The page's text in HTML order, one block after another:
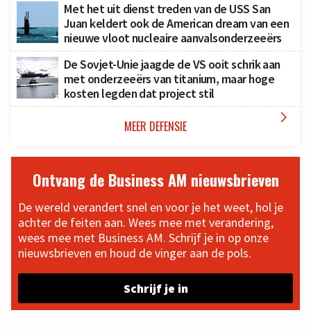
Met het uit dienst treden van de USS San
Juan keldert ook de American dream van een
nieuwe vloot nucleaire aanvalsonderzeeërs
De Sovjet-Unie jaagde de VS ooit schrik aan
met onderzeeërs van titanium, maar hoge
kosten legden dat project stil
MEER DEFENSIE 
Ontvang de Business AM nieuwsbrieven
De wereld verandert snel en voor je het weet, hol je
achter de feiten aan. Wees mee met verandering,
wees mee met Business AM. Schrijf je in op onze
nieuwsbrieven en houd de vinger aan de pols.
Schrijf je in